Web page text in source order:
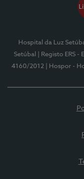
Hospital da Luz
Setúbal
| Registo ERS -
4160/2012
| Hospor -